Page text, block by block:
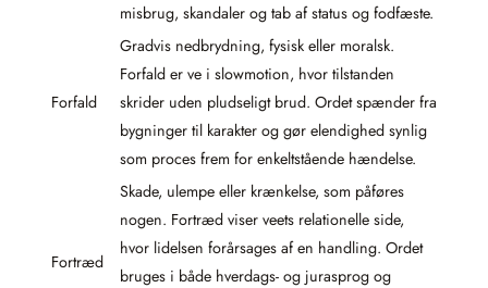
misbrug, skandaler og tab af status og fodfæste.
Forfald
Gradvis nedbrydning, fysisk eller moralsk.
Forfald er ve i slowmotion, hvor tilstanden
skrider uden pludseligt brud. Ordet spænder fra
bygninger til karakter og gør elendighed synlig
som proces frem for enkeltstående hændelse.
Fortræd
Skade, ulempe eller krænkelse, som påføres
nogen. Fortræd viser veets relationelle side,
hvor lidelsen forårsages af en handling. Ordet
bruges i både hverdags- og jurasprog og